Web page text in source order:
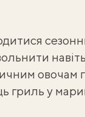
овочам
гриль у